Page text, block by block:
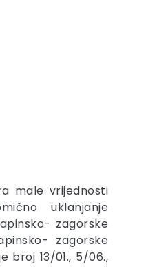
male vrijednosti
uklanjanje
zagorske
zagorske
broj 13/01., 5/06.,